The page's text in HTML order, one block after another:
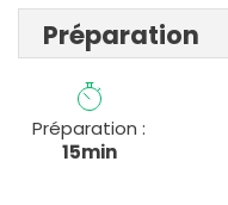
Préparation
Préparation :
15min